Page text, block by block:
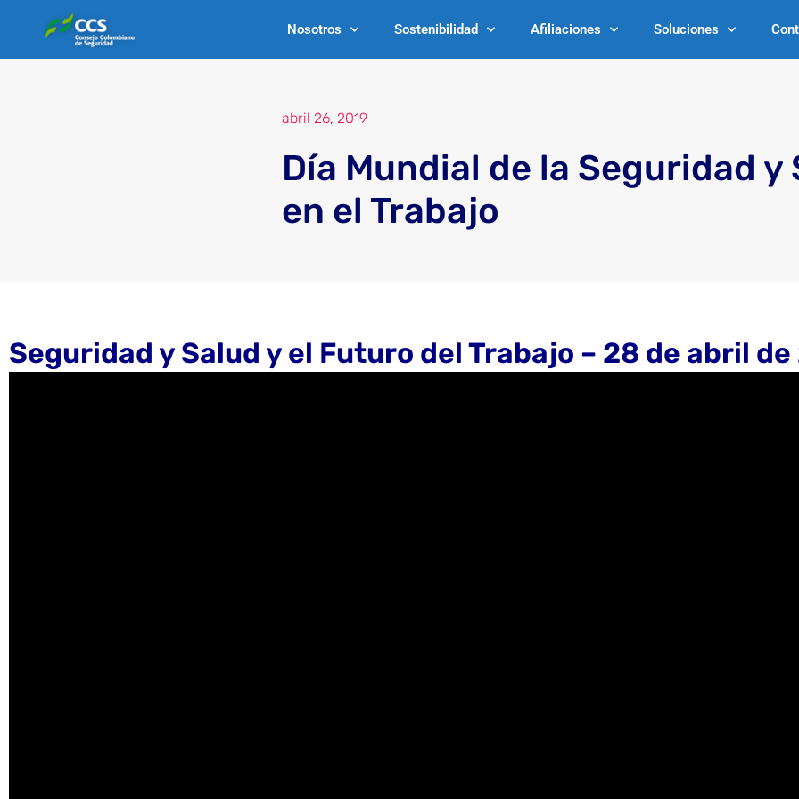
Nosotros Sostenibilidad Afiliaciones Soluciones
abril 26, 2019
Día Mundial de la Seguridad y
en el Trabajo
Seguridad y Salud y el Futuro del Trabajo – 28 de abril de